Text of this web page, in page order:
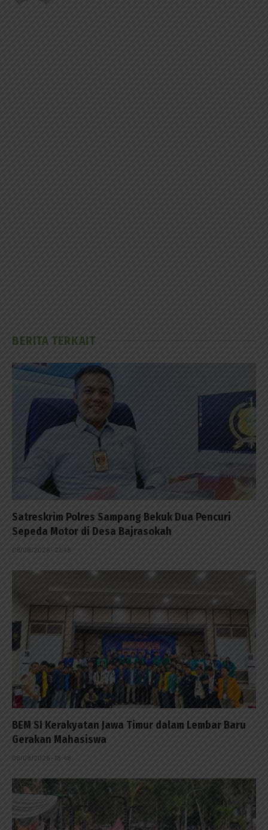
BERITA TERKAIT
Satreskrim Polres Sampang Bekuk Dua Pencuri
Sepeda Motor di Desa Bajrasokah
08/08/2026 - 21:48
BEM SI Kerakyatan Jawa Timur dalam Lembar Baru
Gerakan Mahasiswa
08/08/2026 - 18:48